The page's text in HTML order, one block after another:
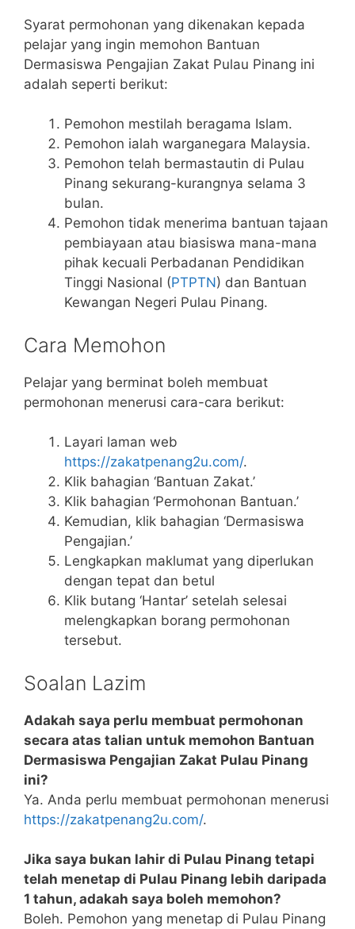
Syarat permohonan yang dikenakan kepada
pelajar yang ingin memohon Bantuan
Dermasiswa Pengajian Zakat Pulau Pinang ini
adalah seperti berikut:
Pemohon mestilah beragama Islam.
Pemohon ialah warganegara Malaysia.
Pemohon telah bermastautin di Pulau
Pinang sekurang-kurangnya selama 3
bulan.
Pemohon tidak menerima bantuan tajaan
pembiayaan atau biasiswa mana-mana
pihak kecuali Perbadanan Pendidikan
Tinggi Nasional (PTPTN) dan Bantuan
Kewangan Negeri Pulau Pinang.
Cara Memohon
Pelajar yang berminat boleh membuat
permohonan menerusi cara-cara berikut:
Layari laman web
https://zakatpenang2u.com/.
Klik bahagian ‘Bantuan Zakat.’
Klik bahagian ‘Permohonan Bantuan.’
Kemudian, klik bahagian ‘Dermasiswa
Pengajian.’
Lengkapkan maklumat yang diperlukan
dengan tepat dan betul
Klik butang ‘Hantar’ setelah selesai
melengkapkan borang permohonan
tersebut.
Soalan Lazim
Adakah saya perlu membuat permohonan
secara atas talian untuk memohon Bantuan
Dermasiswa Pengajian Zakat Pulau Pinang
ini?
Ya. Anda perlu membuat permohonan menerusi
https://zakatpenang2u.com/.
Jika saya bukan lahir di Pulau Pinang tetapi
telah menetap di Pulau Pinang lebih daripada
1 tahun, adakah saya boleh memohon?
Boleh. Pemohon yang menetap di Pulau Pinang